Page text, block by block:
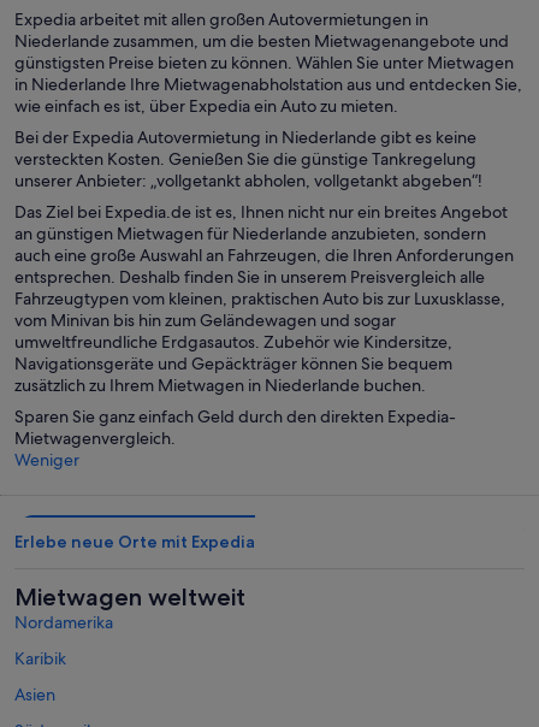
Expedia arbeitet mit allen großen Autovermietungen in
Niederlande zusammen, um die besten Mietwagenangebote und
günstigsten Preise bieten zu können. Wählen Sie unter Mietwagen
in Niederlande Ihre Mietwagenabholstation aus und entdecken Sie,
wie einfach es ist, über Expedia ein Auto zu mieten.
Bei der Expedia Autovermietung in Niederlande gibt es keine
versteckten Kosten. Genießen Sie die günstige Tankregelung
unserer Anbieter: „vollgetankt abholen, vollgetankt abgeben“!
Das Ziel bei Expedia.de ist es, Ihnen nicht nur ein breites Angebot
an günstigen Mietwagen für Niederlande anzubieten, sondern
auch eine große Auswahl an Fahrzeugen, die Ihren Anforderungen
entsprechen. Deshalb finden Sie in unserem Preisvergleich alle
Fahrzeugtypen vom kleinen, praktischen Auto bis zur Luxusklasse,
vom Minivan bis hin zum Geländewagen und sogar
umweltfreundliche Erdgasautos. Zubehör wie Kindersitze,
Navigationsgeräte und Gepäckträger können Sie bequem
zusätzlich zu Ihrem Mietwagen in Niederlande buchen.
Sparen Sie ganz einfach Geld durch den direkten Expedia-
Mietwagenvergleich.
Weniger
Erlebe neue Orte mit Expedia
Mietwagen weltweit
Nordamerika
Karibik
Asien